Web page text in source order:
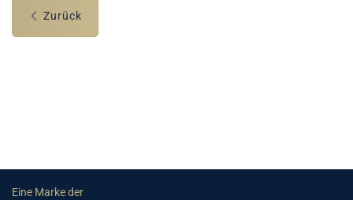
Zurück
Eine Marke der